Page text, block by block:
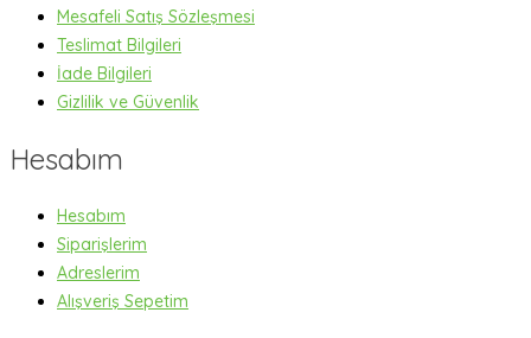
Mesafeli Satış Sözleşmesi
Teslimat Bilgileri
İade Bilgileri
Gizlilik ve Güvenlik
Hesabım
Hesabım
Siparişlerim
Adreslerim
Alışveriş Sepetim